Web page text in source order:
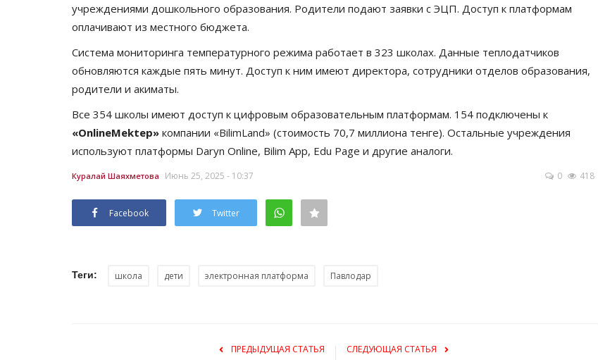
учреждениями дошкольного образования. Родители подают заявки с ЭЦП. Доступ к платформам
оплачивают из местного бюджета.
Система мониторинга температурного режима работает в 323 школах. Данные теплодатчиков
обновляются каждые пять минут. Доступ к ним имеют директора, сотрудники отделов образования,
родители и акиматы.
Все 354 школы имеют доступ к цифровым образовательным платформам. 154 подключены к
«OnlineMektep» компании «BilimLand» (стоимость 70,7 миллиона тенге). Остальные учреждения
используют платформы Daryn Online, Bilim App, Edu Page и другие аналоги.
Куралай Шаяхметова Июнь 25, 2025 - 10:37 0 418
Facebook Twitter
Теги: школа дети электронная платформа Павлодар
ПРЕДЫДУЩАЯ СТАТЬЯ
СЛЕДУЮЩАЯ СТАТЬЯ
Мир музеев
От глиняных горшков палеолита до
Павлодарцам напомнили об